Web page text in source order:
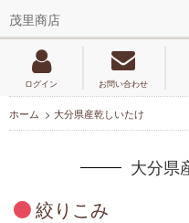
茂里商店
ログイン お問い合わせ
ホーム > 大分県産乾しいたけ
大分県
絞りこみ